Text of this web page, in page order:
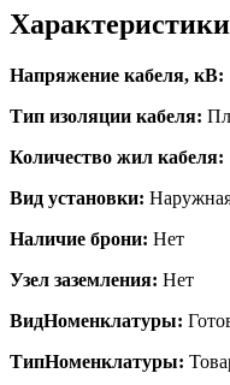
Напряжение кабеля, кВ:
Тип изоляции кабеля:
Количество жил кабеля:
Вид установки:
Наличие брони: Нет
Узел заземления: Нет
ВидНоменклатуры:
ТипНоменклатуры: